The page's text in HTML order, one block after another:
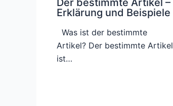
Erklärung und Beispiele
Was ist der bestimmte
Artikel? Der bestimmte Artikel
ist…